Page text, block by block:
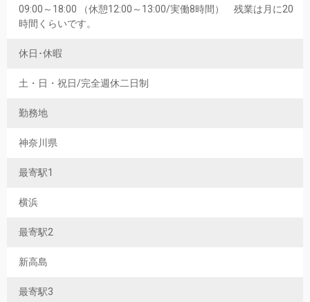
09:00～18:00 （休憩12:00～13:00/実働8時間） 残業は月に20
時間くらいです。
休日･休暇
土・日・祝日/完全週休二日制
勤務地
神奈川県
最寄駅1
横浜
最寄駅2
新高島
最寄駅3